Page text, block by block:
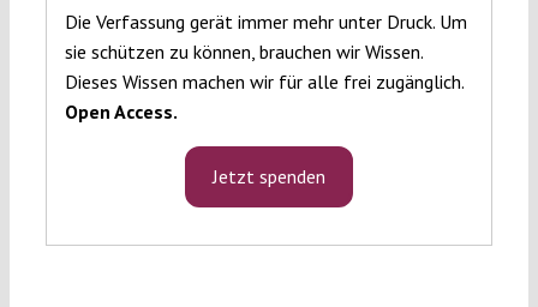
Die Verfassung gerät immer mehr unter Druck. Um
sie schützen zu können, brauchen wir Wissen.
Dieses Wissen machen wir für alle frei zugänglich.
Open Access.
Jetzt spenden